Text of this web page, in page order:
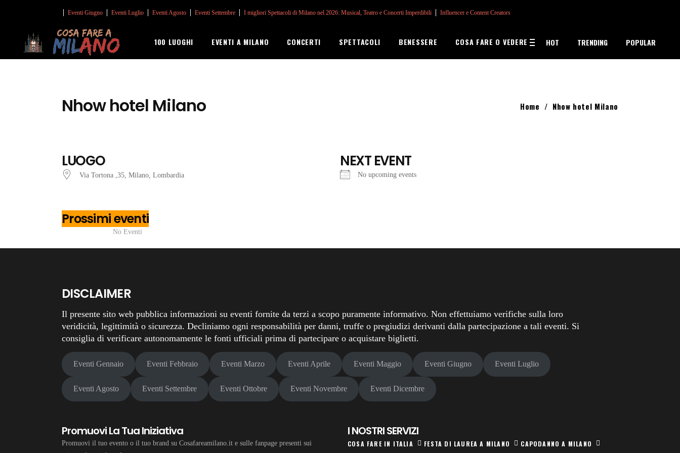
Eventi Giugno Eventi Luglio Eventi Agosto Eventi Settembre I migliori Spettacoli di Milano nel 2026: Musical, Teatro e Concerti Imperdibili Influencer e Content Creators
100 LUOGHI EVENTI A MILANO CONCERTI SPETTACOLI BENESSERE COSA FARE O VEDERE HOT TRENDING POPULAR
Nhow hotel Milano Home / Nhow hotel Milano
LUOGO
Via Tortona ,35, Milano, Lombardia
NEXT EVENT
No upcoming events
Prossimi eventi
No Eventi
DISCLAIMER
Il presente sito web pubblica informazioni su eventi fornite da terzi a scopo puramente informativo. Non effettuiamo verifiche sulla loro
veridicità, legittimità o sicurezza. Decliniamo ogni responsabilità per danni, truffe o pregiudizi derivanti dalla partecipazione a tali eventi. Si
consiglia di verificare autonomamente le fonti ufficiali prima di partecipare o acquistare biglietti.
Eventi Gennaio Eventi Febbraio Eventi Marzo Eventi Aprile Eventi Maggio Eventi Giugno Eventi Luglio
Eventi Agosto Eventi Settembre Eventi Ottobre Eventi Novembre Eventi Dicembre
Promuovi La Tua Iniziativa
Promuovi il tuo evento o il tuo brand su Cosafareamilano.it e sulle fanpage presenti sui
I NOSTRI SERVIZI
COSA FARE IN ITALIA FESTA DI LAUREA A MILANO
CAPODANNO A MILANO